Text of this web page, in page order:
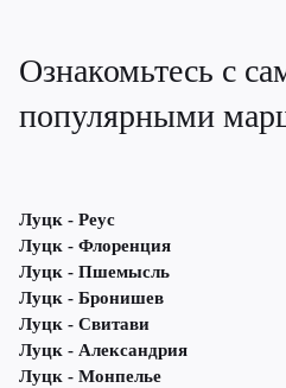
Ознакомьтесь с
популярными
Луцк - Реус
Луцк - Флоренция
Луцк - Пшемысль
Луцк - Бронишев
Луцк - Свитави
Луцк - Александрия
Луцк - Монпелье